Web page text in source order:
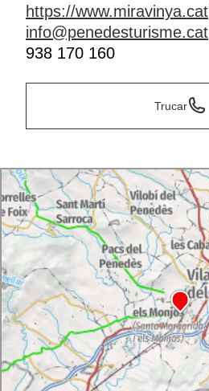
https://www.miravinya.cat
info@penedesturisme.cat
938 170 160
Trucar